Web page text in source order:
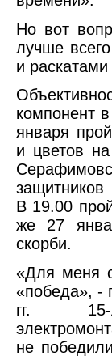
Но вот
лучше
и
компонент
января
и цветов
В 19.00
же 27
скорби.
«Для меня
«победа», -
гг. 15-
не